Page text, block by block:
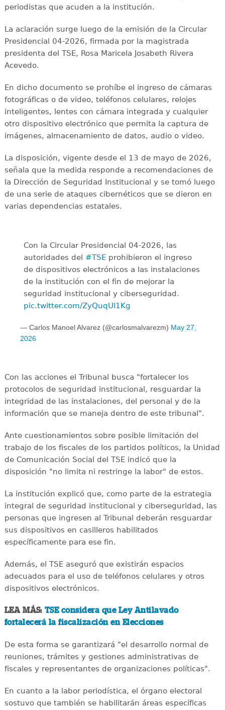
periodistas que acuden a la institución.
La aclaración surge luego de la emisión de la Circular
Presidencial 04-2026, firmada por la magistrada
presidenta del TSE, Rosa Maricela Josabeth Rivera
Acevedo.
En dicho documento se prohíbe el ingreso de cámaras
fotográficas o de video, teléfonos celulares, relojes
inteligentes, lentes con cámara integrada y cualquier
otro dispositivo electrónico que permita la captura de
imágenes, almacenamiento de datos, audio o video.
La disposición, vigente desde el 13 de mayo de 2026,
señala que la medida responde a recomendaciones de
la Dirección de Seguridad Institucional y se tomó luego
de una serie de ataques cibernéticos que se dieron en
varias dependencias estatales.
Con la Circular Presidencial 04-2026, las
autoridades del #TSE prohibieron el ingreso
de dispositivos electrónicos a las instalaciones
de la institución con el fin de mejorar la
seguridad institucional y ciberseguridad.
pic.twitter.com/ZyQuqUl1Kg
— Carlos Manoel Alvarez (@carlosmalvarezm) May 27,
2026
Con las acciones el Tribunal busca "fortalecer los
protocolos de seguridad institucional, resguardar la
integridad de las instalaciones, del personal y de la
información que se maneja dentro de este tribunal".
Ante cuestionamientos sobre posible limitación del
trabajo de los fiscales de los partidos políticos, la Unidad
de Comunicación Social del TSE indicó que la
disposición "no limita ni restringe la labor" de estos.
La institución explicó que, como parte de la estrategia
integral de seguridad institucional y ciberseguridad, las
personas que ingresen al Tribunal deberán resguardar
sus dispositivos en casilleros habilitados
específicamente para ese fin.
Además, el TSE aseguró que existirán espacios
adecuados para el uso de teléfonos celulares y otros
dispositivos electrónicos.
LEA MÁS: TSE considera que Ley Antilavado
fortalecerá la fiscalización en Elecciones
De esta forma se garantizará "el desarrollo normal de
reuniones, trámites y gestiones administrativas de
fiscales y representantes de organizaciones políticas".
En cuanto a la labor periodística, el órgano electoral
sostuvo que también se habilitarán áreas específicas